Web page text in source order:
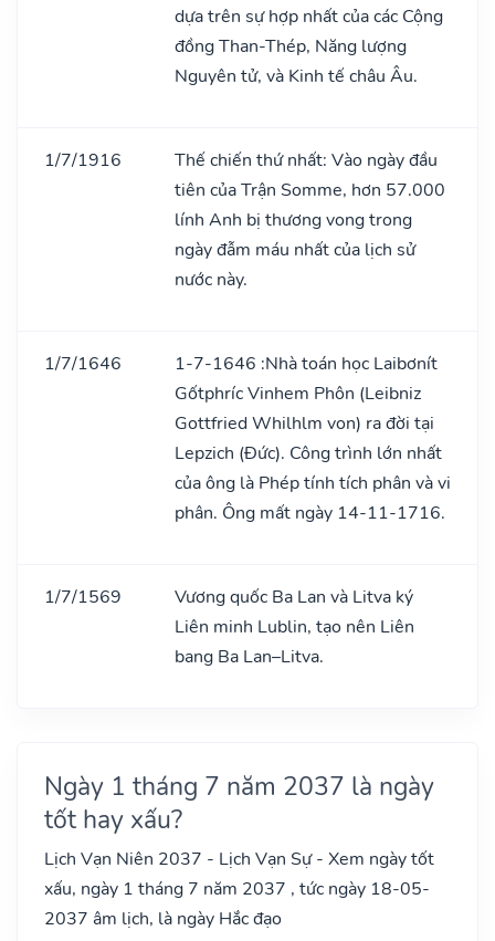
dựa trên sự hợp nhất của các Cộng
đồng Than-Thép, Năng lượng
Nguyên tử, và Kinh tế châu Âu.
1/7/1916
Thế chiến thứ nhất: Vào ngày đầu
tiên của Trận Somme, hơn 57.000
lính Anh bị thương vong trong
ngày đẫm máu nhất của lịch sử
nước này.
1/7/1646
1-7-1646 :Nhà toán học Laibơnít
Gốtphríc Vinhem Phôn (Leibniz
Gottfried Whilhlm von) ra đời tại
Lepzich (Đức). Công trình lớn nhất
của ông là Phép tính tích phân và vi
phân. Ông mất ngày 14-11-1716.
1/7/1569
Vương quốc Ba Lan và Litva ký
Liên minh Lublin, tạo nên Liên
bang Ba Lan–Litva.
Ngày 1 tháng 7 năm 2037 là ngày
tốt hay xấu?
Lịch Vạn Niên 2037 - Lịch Vạn Sự - Xem ngày tốt
xấu, ngày 1 tháng 7 năm 2037 , tức ngày 18-05-
2037 âm lịch, là ngày Hắc đạo